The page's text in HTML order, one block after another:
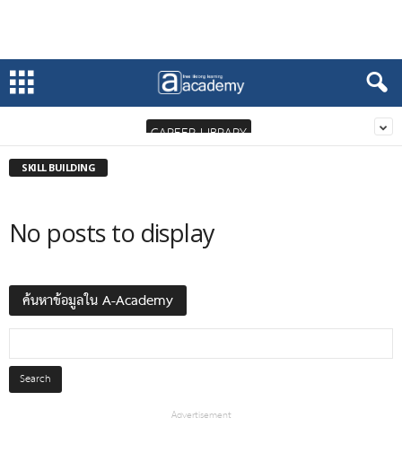
CAREER LIBRARY
SKILL BUILDING
No posts to display
ค้นหาข้อมูลใน A-Academy
Advertisement